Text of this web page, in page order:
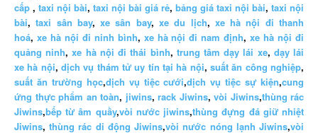
cấp , taxi nội bài, taxi nội bài giá rẻ, bảng giá taxi nội bài, taxi nội
bài,taxi sân bay,xe sân bay,xe du lịch, xe hà nội đi thanh
hoá, xe hà nội đi ninh bình, xe hà nội đi nam định,xe hà nội đi
quảng ninh,xe hà nội đi thái bình, trung tâm dạy lái xe, dạy lái
xe hà nội,dịch vụ thám tử uy tín tại hà nội,suất ăn công nghiệp,
suất ăn trường học,dịch vụ tiệc cưới,dịch vụ tiệc sự kiện,cung
ứng thực phẩm an toàn, jiwins, rack Jiwins, vòi Jiwins,thùng rác
Jiwins,bếp từ âm quầy,vòi nước jiwins,thùng đựng đá giữ nhiệt
Jiwins,thùng rác di động Jiwins,vòi nước nóng lạnh Jiwins,vòi